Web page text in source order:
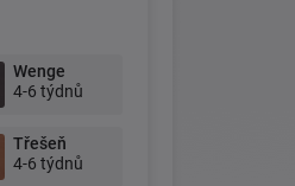
Wenge
4-6 týdnů
Třešeň
4-6 týdnů